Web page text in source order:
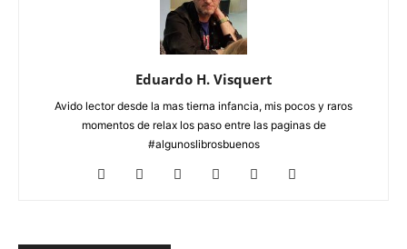
Eduardo H. Visquert
Avido lector desde la mas tierna infancia, mis pocos y raros
momentos de relax los paso entre las paginas de
#algunoslibrosbuenos